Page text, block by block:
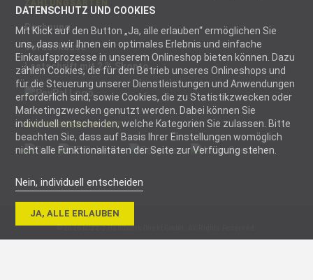
DATENSCHUTZ UND COOKIES
Mit Klick auf den Button „Ja, alle erlauben“ ermöglichen Sie
uns, dass wir Ihnen ein optimales Erlebnis und einfache
Einkaufsprozesse in unserem Onlineshop bieten können. Dazu
zählen Cookies, die für den Betrieb unseres Onlineshops und
für die Steuerung unserer Dienstleistungen und Anwendungen
erforderlich sind, sowie Cookies, die zu Statistikzwecken oder
Marketingzwecken genutzt werden. Dabei können Sie
individuell entscheiden, welche Kategorien Sie zulassen. Bitte
beachten Sie, dass auf Basis Ihrer Einstellungen womöglich
nicht alle Funktionalitäten der Seite zur Verfügung stehen.
Nein, individuell entscheiden
Cookies helfen
JA, ALLE ERLAUBEN
Rechnung
Vorauskasse
Lastschrift mit 2 % Skonto
WIR VERSENDEN MIT
© 2026 blizz-z Handwerk Direkt GmbH. All Rights Reserved.